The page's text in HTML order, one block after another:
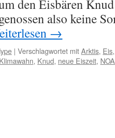
den Eisbären
also keine
→
| Verschlagwortet mitArktis, Eis
Klimawahn, Knud, neue Eiszeit,